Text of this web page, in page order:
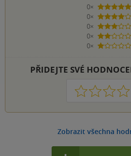
0×
5
0×
4
0×
3
0×
2
0×
1 hvezdička
PŘIDEJTE SVÉ
1 2 3 4 5
Zobrazit všechna